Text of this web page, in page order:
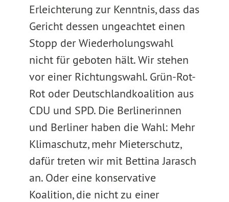
Erleichterung zur Kenntnis, dass das
Gericht dessen ungeachtet einen
Stopp der Wiederholungswahl
nicht für geboten hält. Wir stehen
vor einer Richtungswahl. Grün-Rot-
Rot oder Deutschlandkoalition aus
CDU und SPD. Die Berlinerinnen
und Berliner haben die Wahl: Mehr
Klimaschutz, mehr Mieterschutz,
dafür treten wir mit Bettina Jarasch
an. Oder eine konservative
Koalition, die nicht zu einer